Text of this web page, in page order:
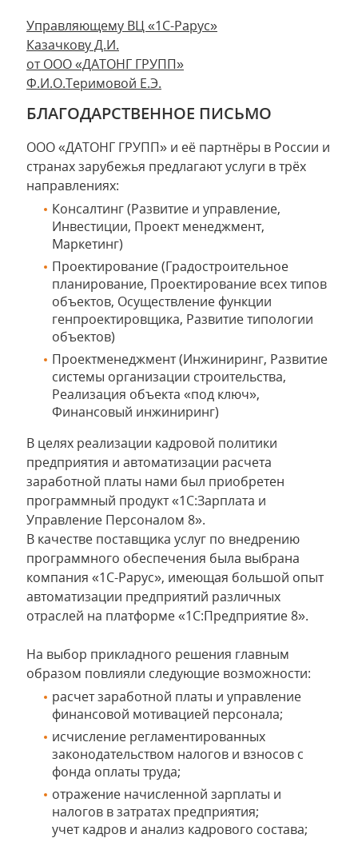
Управляющему ВЦ «1С-Рарус»
Казачкову Д.И.
от ООО «ДАТОНГ ГРУПП»
Ф.И.О.Теримовой Е.Э.
БЛАГОДАРСТВЕННОЕ ПИСЬМО
ООО «ДАТОНГ ГРУПП» и её партнёры в России и
странах зарубежья предлагают услуги в трёх
направлениях:
Консалтинг (Развитие и управление,
Инвестиции, Проект менеджмент,
Маркетинг)
Проектирование (Градостроительное
планирование, Проектирование всех типов
объектов, Осуществление функции
генпроектировщика, Развитие типологии
объектов)
Проектменеджмент (Инжиниринг, Развитие
системы организации строительства,
Реализация объекта «под ключ»,
Финансовый инжиниринг)
В целях реализации кадровой политики
предприятия и автоматизации расчета
заработной платы нами был приобретен
программный продукт «1С:Зарплата и
Управление Персоналом 8».
В качестве поставщика услуг по внедрению
программного обеспечения была выбрана
компания «1С-Рарус», имеющая большой опыт
автоматизации предприятий различных
отраслей на платформе «1С:Предприятие 8».
На выбор прикладного решения главным
образом повлияли следующие возможности:
расчет заработной платы и управление
финансовой мотивацией персонала;
исчисление регламентированных
законодательством налогов и взносов с
фонда оплаты труда;
отражение начисленной зарплаты и
налогов в затратах предприятия;
учет кадров и анализ кадрового состава;